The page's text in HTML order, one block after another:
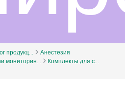
Norway
Portugal
Russia
Sweden
продукц...
Анестезия
мониторин...
Комплекты для с...